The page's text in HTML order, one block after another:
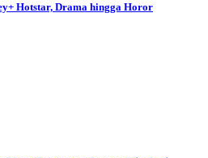
Hotstar, Drama hingga Horor